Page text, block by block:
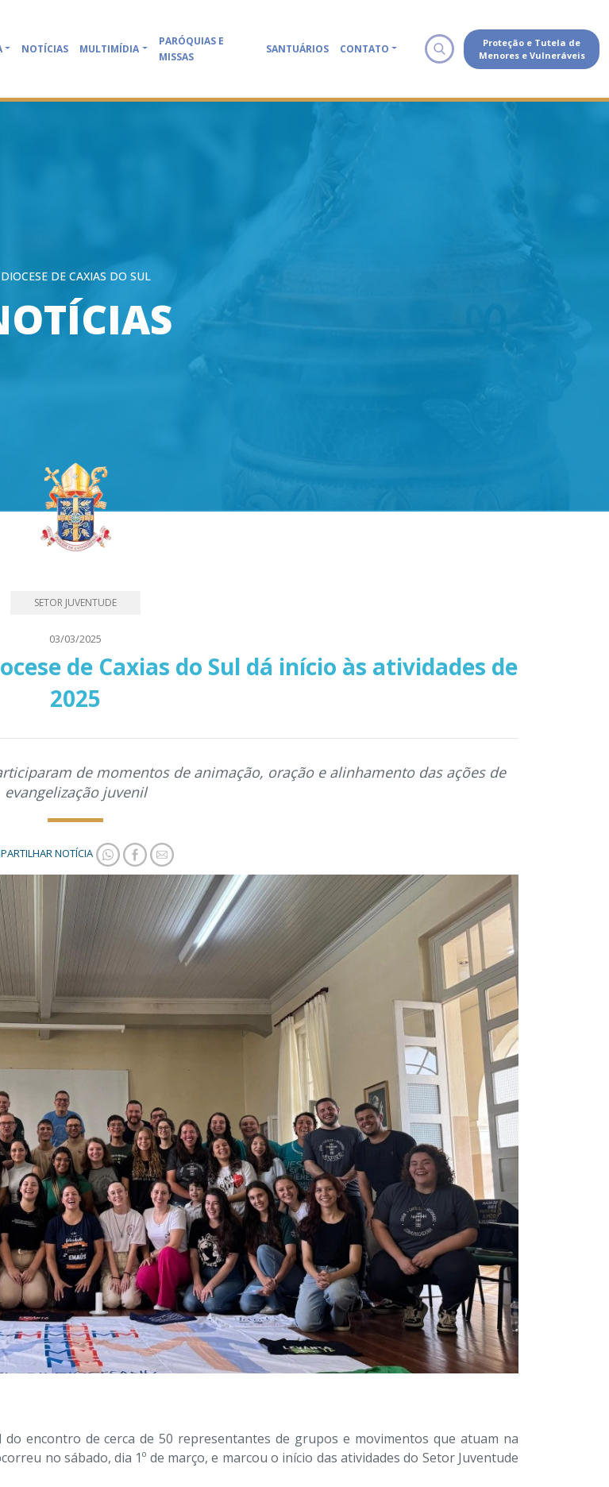
NOTÍCIAS MULTIMÍDIA
PARÓQUIAS E
MISSAS
SANTUÁRIOS CONTATO
Proteção e Tutela de
Menores e Vulneráveis
DIOCESE DE CAXIAS DO SUL
SETOR JUVENTUDE
03/03/2025
de Caxias do Sul dá início às atividades de
2025
de momentos de animação, oração e alinhamento das ações de
evangelização juvenil
NOTÍCIA
encontro de cerca de 50 representantes de grupos e movimentos que atuam na
no sábado, dia 1º de março, e marcou o início das atividades do Setor Juventude